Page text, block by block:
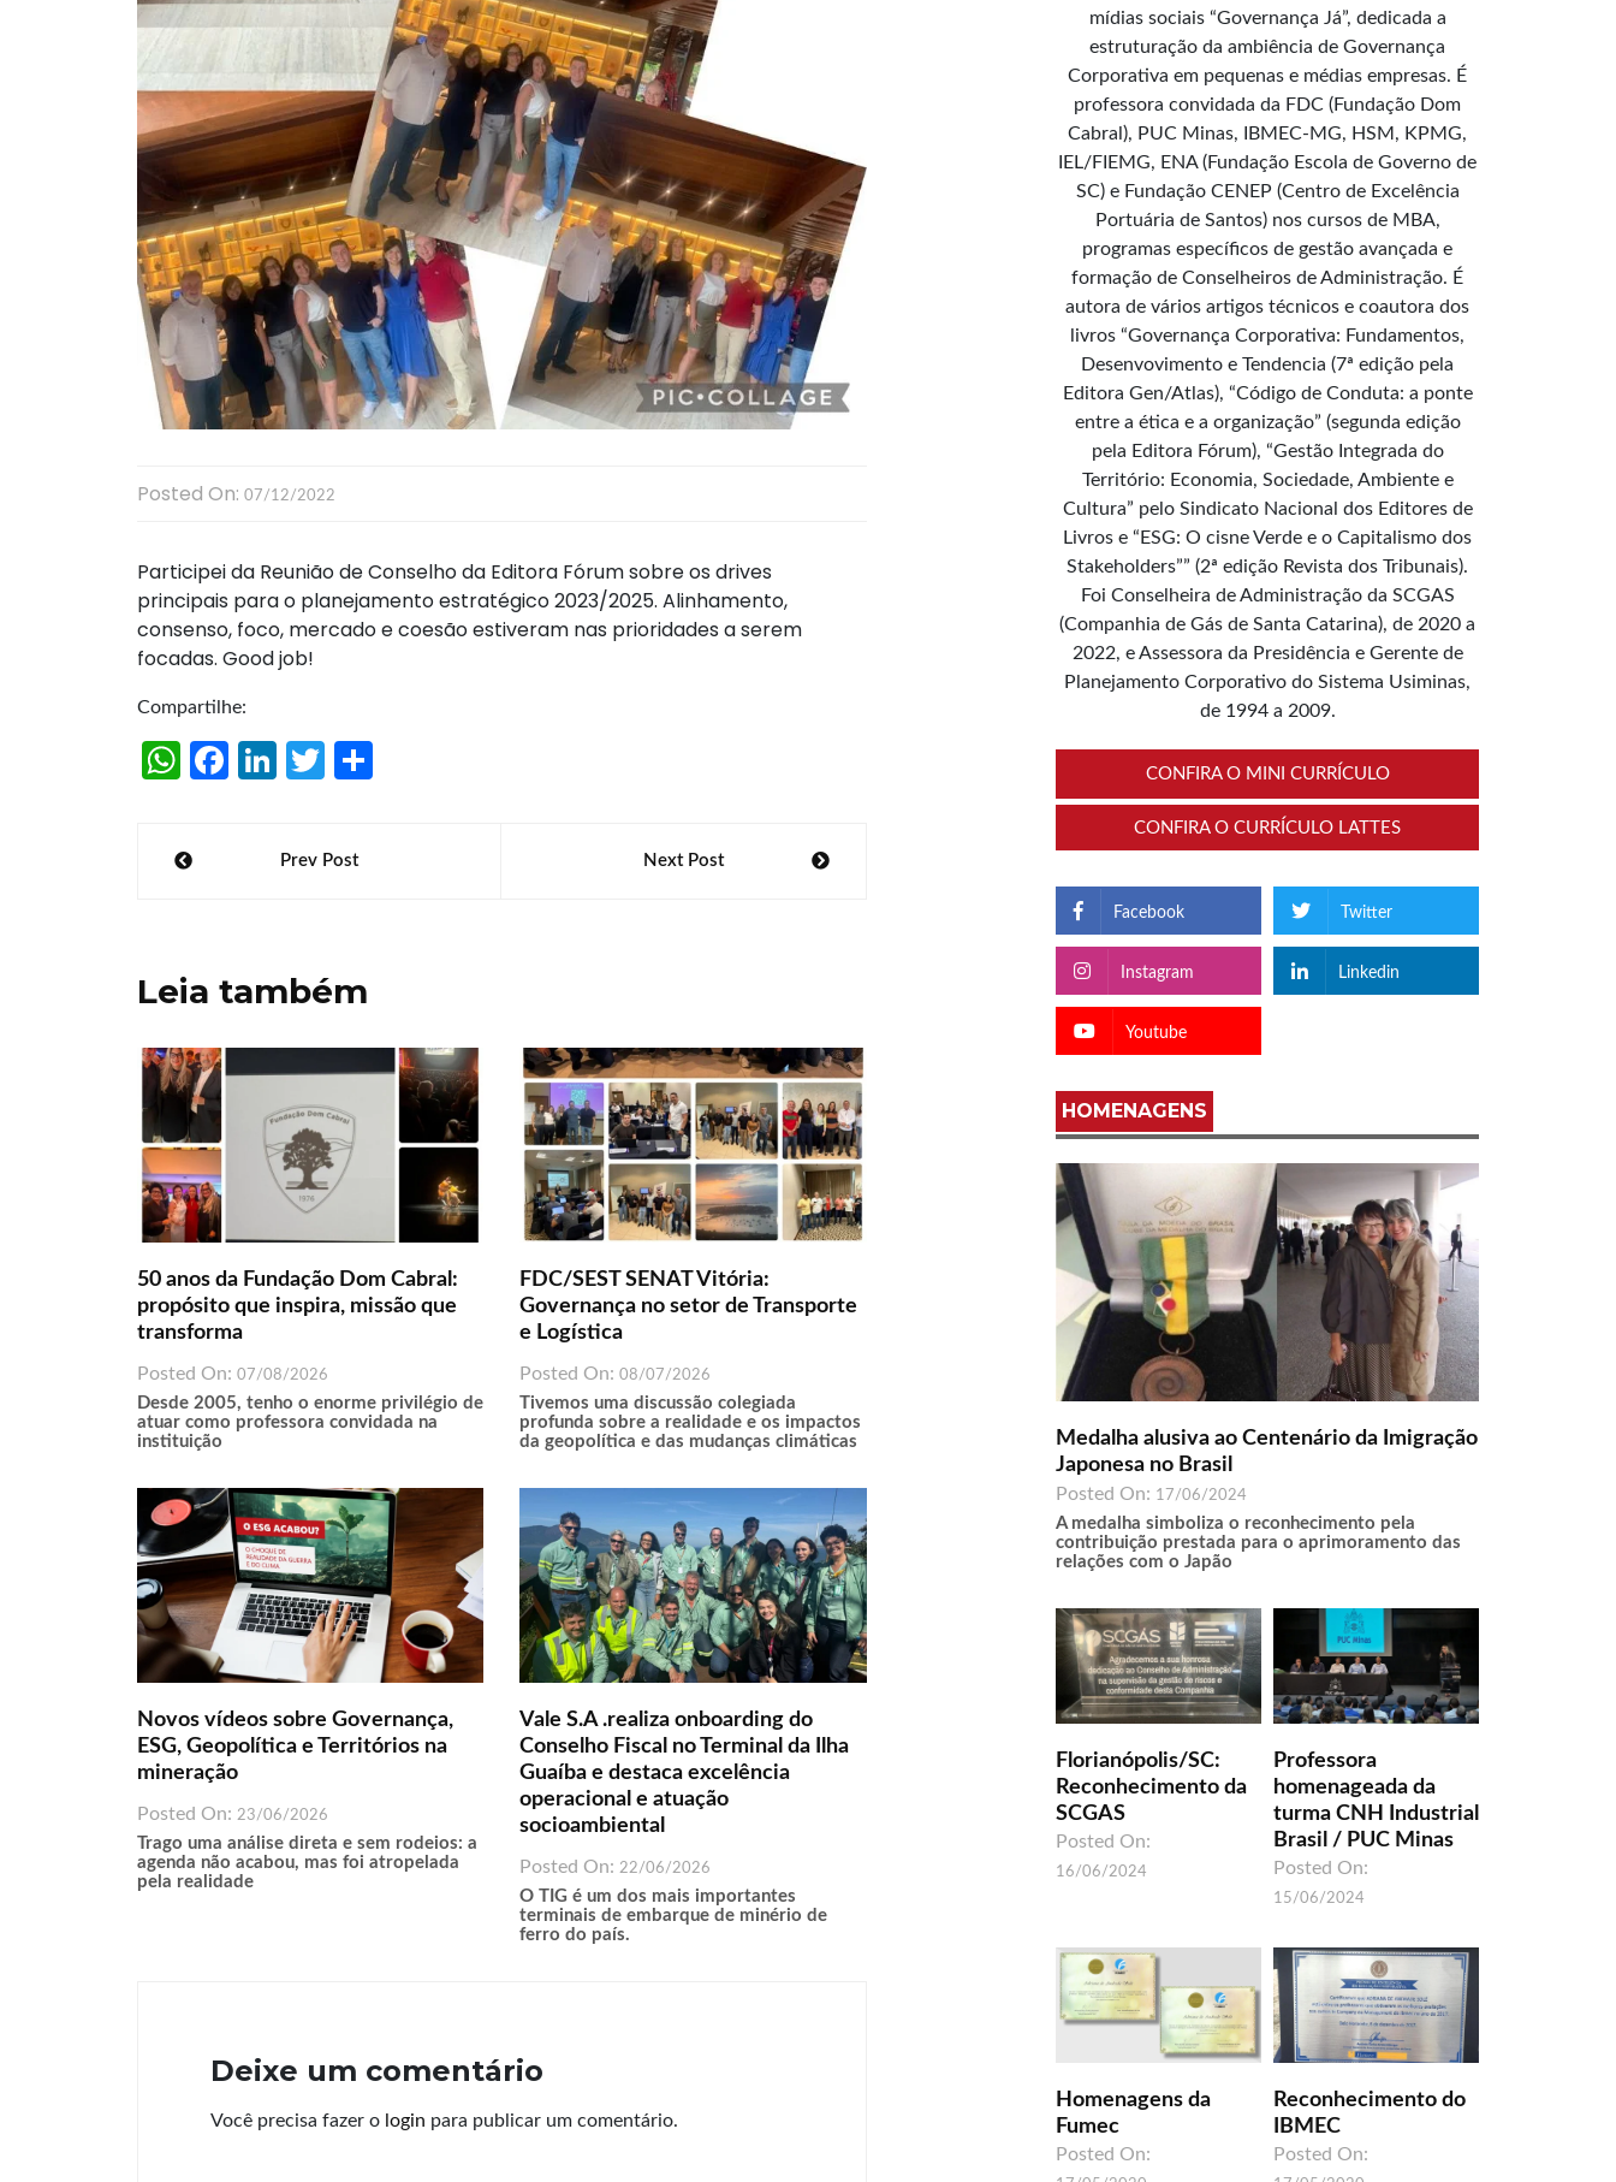
Posted On: 07/12/2022
Participei da Reunião de Conselho da Editora Fórum sobre os drives
principais para o planejamento estratégico 2023/2025. Alinhamento,
consenso, foco, mercado e coesão estiveram nas prioridades a serem
focadas. Good job!
Compartilhe:
W
s
p
Fa
Li
e
T
er
Navegação
Prev Post Next Post
Leia também
50 anos da Fundação Dom Cabral:
propósito que inspira, missão que
transforma
Posted On: 07/08/2026
Desde 2005, tenho o enorme privilégio de
atuar como professora convidada na
instituição
FDC/SEST SENAT Vitória:
Governança no setor de Transporte
e Logística
Posted On:08/07/2026
Tivemos uma discussão colegiada
profunda sobre a realidade e os impactos
da geopolítica e das mudanças climáticas
Novos vídeos sobre Governança,
ESG, Geopolítica e Territórios na
mineração
Posted On: 23/06/2026
Trago uma análise direta e sem rodeios: a
agenda não acabou, mas foi atropelada
pela realidade
Vale S.A .realiza onboarding do
Conselho Fiscal no Terminal da Ilha
Guaíba e destaca excelência
operacional e atuação
socioambiental
Posted On:22/06/2026
O TIG é um dos mais importantes
terminais de embarque de minério de
ferro do país.
Deixe um comentário
Você precisa fazer o login para publicar um comentário.
mídias sociais “Governança Já”, dedicada a
estruturação da ambiência de Governança
Corporativa em pequenas e médias empresas. É
professora convidada da FDC (Fundação Dom
Cabral), PUC Minas, IBMEC-MG, HSM, KPMG,
IEL/FIEMG, ENA (Fundação Escola de Governo de
SC) e Fundação CENEP (Centro de Excelência
Portuária de Santos) nos cursos de MBA,
programas específicos de gestão avançada e
formação de Conselheiros de Administração. É
autora de vários artigos técnicos e coautora dos
livros “Governança Corporativa: Fundamentos,
Desenvovimento e Tendencia (7ª edição pela
Editora Gen/Atlas), “Código de Conduta: a ponte
entre a ética e a organização” (segunda edição
pela Editora Fórum), “Gestão Integrada do
Território: Economia, Sociedade, Ambiente e
Cultura” pelo Sindicato Nacional dos Editores de
Livros e “ESG: O cisne Verde e o Capitalismo dos
Stakeholders”” (2ª edição Revista dos Tribunais).
Foi Conselheira de Administração da SCGAS
(Companhia de Gás de Santa Catarina), de 2020 a
2022, e Assessora da Presidência e Gerente de
Planejamento Corporativo do Sistema Usiminas,
de 1994 a 2009.
CONFIRA O MINI CURRÍCULO
CONFIRA O CURRÍCULO LATTES
Facebook Twitter
Instagram Linkedin
Youtube
HOMENAGENS
Medalha alusiva ao Centenário da Imigração
Japonesa no Brasil
Posted On: 17/06/2024
A medalha simboliza o reconhecimento pela
contribuição prestada para o aprimoramento das
relações com o Japão
Florianópolis/SC:
Reconhecimento da
SCGAS
Posted On:
16/06/2024
Professora
homenageada da
turma CNH Industrial
Brasil / PUC Minas
Posted On:
15/06/2024
Homenagens da
Fumec
Posted On:
Reconhecimento do
IBMEC
Posted On: